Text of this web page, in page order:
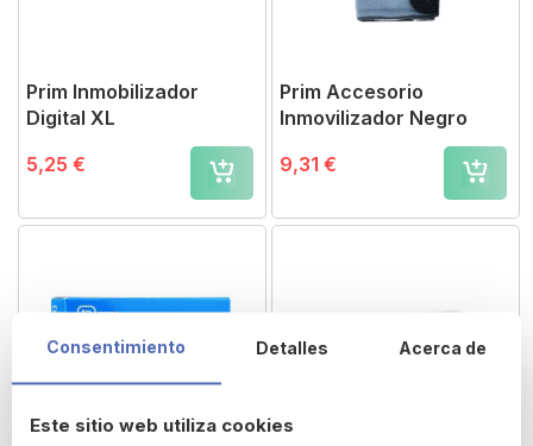
Prim Inmobilizador
Digital XL
5,25 €
Prim Accesorio
Inmovilizador Negro
9,31 €
Consentimiento Detalles Acerca de
Este sitio web utiliza cookies